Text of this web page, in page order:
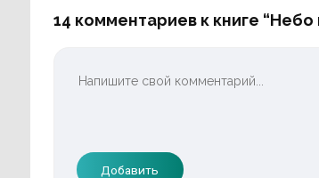
14 комментариев к книге “Небо
Добавить